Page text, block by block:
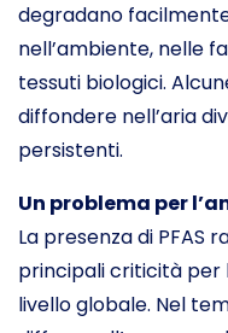
degradano
nell’ambiente, nelle
tessuti biologici.
diffondere nell’aria
persistenti.
Un problema per
La presenza di PFAS
principali criticità per
livello globale. Nel